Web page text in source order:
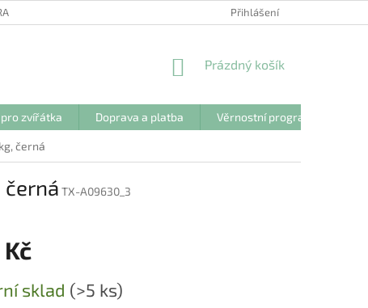
OSOBNÍCH ÚDAJŮ Přihlášení
NÁKUPNÍ
Prázdný košík
zvířátka Doprava a platba Věrnostní program
černá
černá TX-A09630_3
sklad (>5 ks)